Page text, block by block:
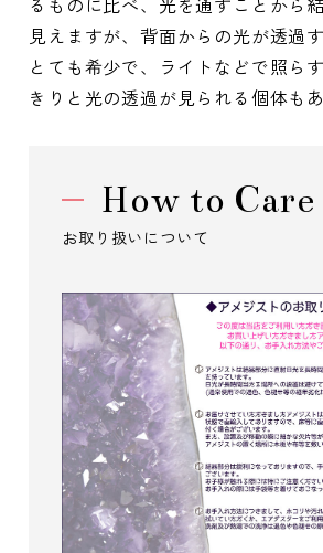
見えますが、背面からの光が透過
とても希少で、ライトなどで照ら
きりと光の透過が見られる個体もあ
How to Care
お取り扱いについて